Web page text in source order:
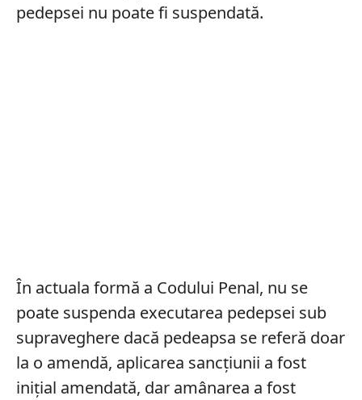
pedepsei nu poate fi suspendată.
În actuala formă a Codului Penal, nu se
poate suspenda executarea pedepsei sub
supraveghere dacă pedeapsa se referă doar
la o amendă, aplicarea sancțiunii a fost
inițial amendată, dar amânarea a fost